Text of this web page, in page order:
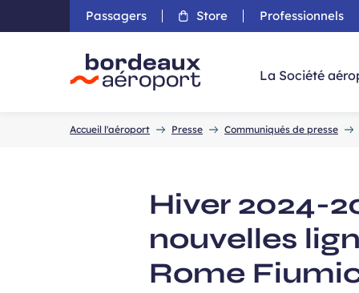
Aller
Passagers Store Professionnels
La Société
Accueil l'aéroport Presse Communiqués de presse
Hiver 2024-
nouvelles
Rome